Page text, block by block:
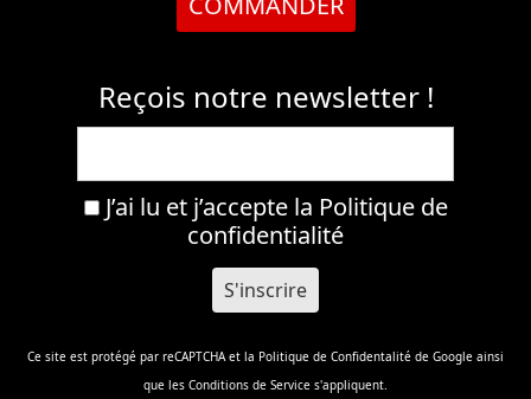
Reçois notre newsletter !
J’ai lu et j’accepte la Politique de
confidentialité
Ce site est protégé par reCAPTCHA et la Politique de Confidentalité de Google ainsi
que les Conditions de Service s'appliquent.